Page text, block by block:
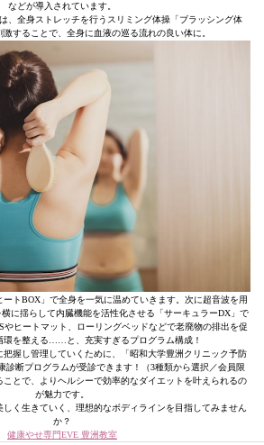
などが導入されています。
、全身ストレッチを行うスリミング体操「ブラッシング体
することで、全身に血液の巡る流れの良い体に。
トBOX」で全身を一気に温めていきます。次に超音波を用
に揺らして内臓機能を活性化させる「サーキュラーDX」で
やヒートマット、ローリングベッドなどで老廃物の排出を促
環を整える……と、充実すぎるプログラム構成！
握し管理していくために、「昭和大学豊洲クリニック予防
診断プログラムが受診できます！（3種類から選択／会員限
とで、よりヘルシーで効率的なダイエットを叶えられるの
が魅力です。
しく生きていく、理想的なボディラインを目指してみません
か？
健康やせ専門EVE 豊洲教室